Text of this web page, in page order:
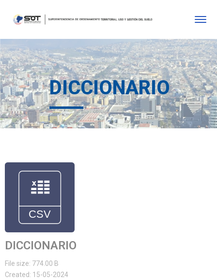
DICCIONARIO
DICCIONARIO
File size: 774.00 B
Created: 15-05-2024